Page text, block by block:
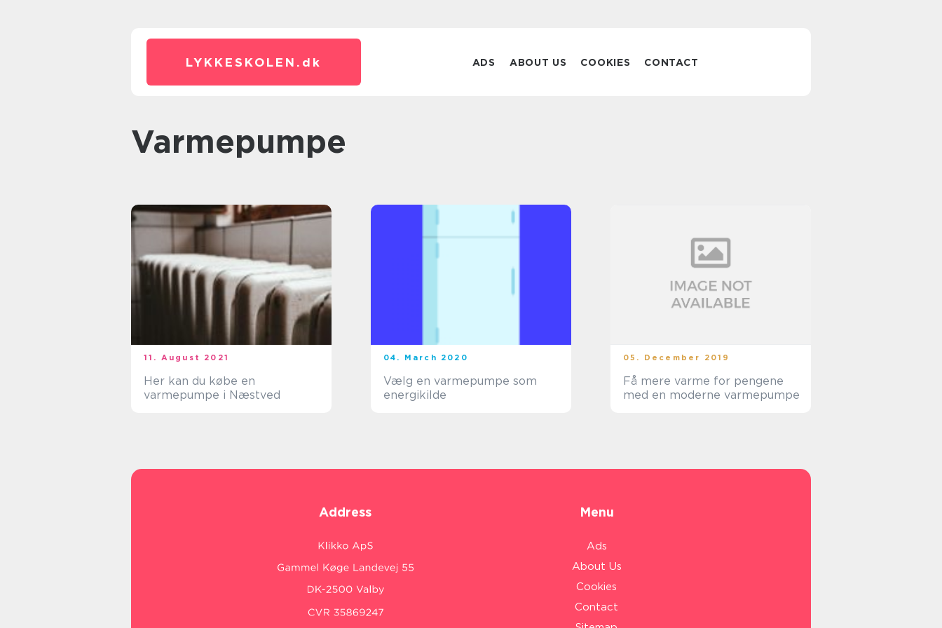
LYKKESKOLEN. dk ADS ABOUT US COOKIES CONTACT
varmepumpe
11. August 2021
Her kan du købe en
varmepumpe i Næstved
04. March 2020
Vælg en varmepumpe som
energikilde
05. December 2019
Få mere varme for pengene
med en moderne varmepumpe
Address Menu
Ads
About Us
Cookies
Contact